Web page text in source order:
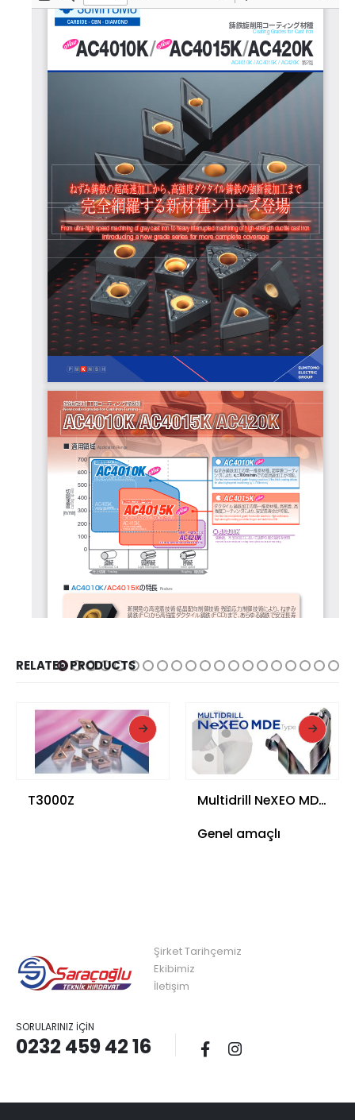
RELATED PRODUCTS
T3000Z
Multidrill NeXEO MDE Tipi
Genel amaçlı
READ MORE READ MORE
Şirket Tarihçemiz
Ekibimiz
İletişim
SORULARINIZ İÇIN
0232 459 42 16